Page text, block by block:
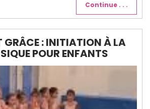
Continue . . .
GRÂCE : INITIATION À LA
POUR ENFANTS